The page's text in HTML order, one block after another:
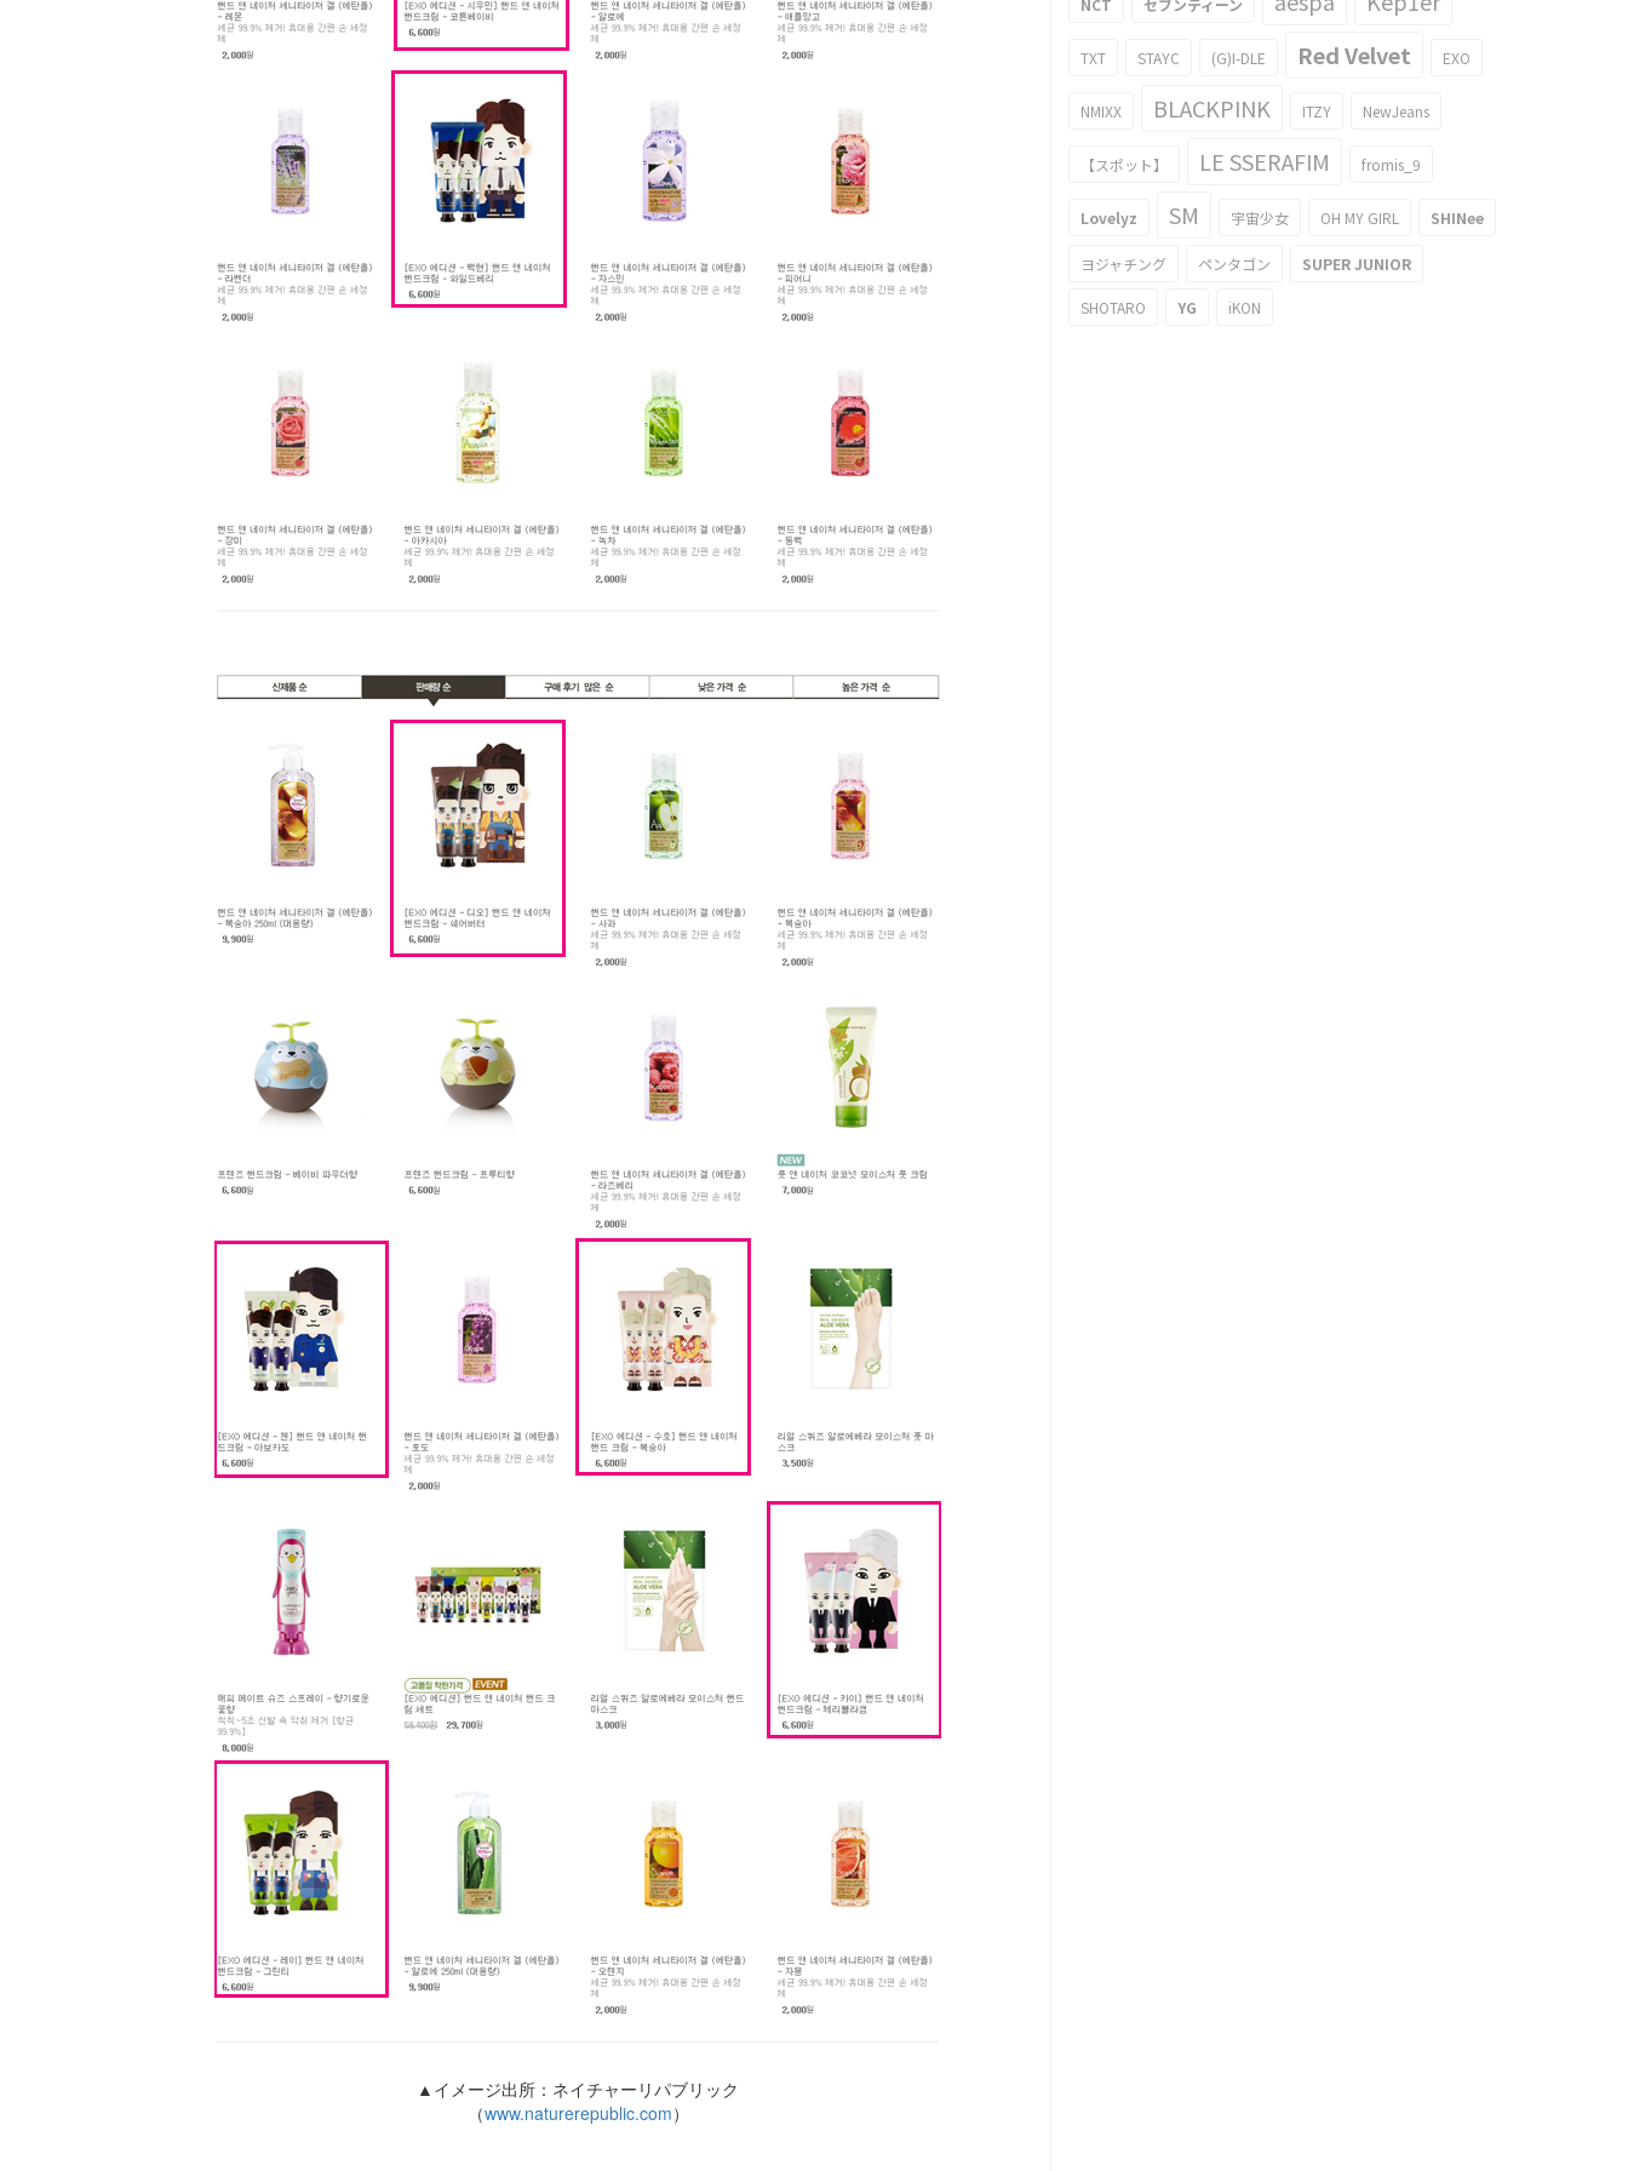
▲イメージ出所：ネイチャーリパブリック
（www.naturerepublic.com）
NCT セブンティーン
TXT STAYC (G)I-DLE Red Velvet EXO
NMIXX BLACKPINK ITZY NewJeans
【スポット】 LE SSERAFIM fromis_9
Lovelyz SM 宇宙少女 OH MY GIRL SHINee
ヨジャチング ペンタゴン SUPER JUNIOR
SHOTARO YG iKON